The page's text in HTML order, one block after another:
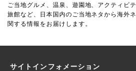
ご当地グルメ、温泉、遊園地、アクティビ
旅館など、日本国内のご当地ネタから海外
関する情報をお届けします。
サイトインフォメーション